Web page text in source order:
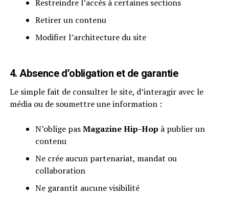
Restreindre l’accès à certaines sections
Retirer un contenu
Modifier l’architecture du site
4. Absence d’obligation et de garantie
Le simple fait de consulter le site, d’interagir avec le
média ou de soumettre une information :
N’oblige pasMagazine Hip-Hop à publier un
contenu
Ne crée aucun partenariat, mandat ou
collaboration
Ne garantit aucune visibilité